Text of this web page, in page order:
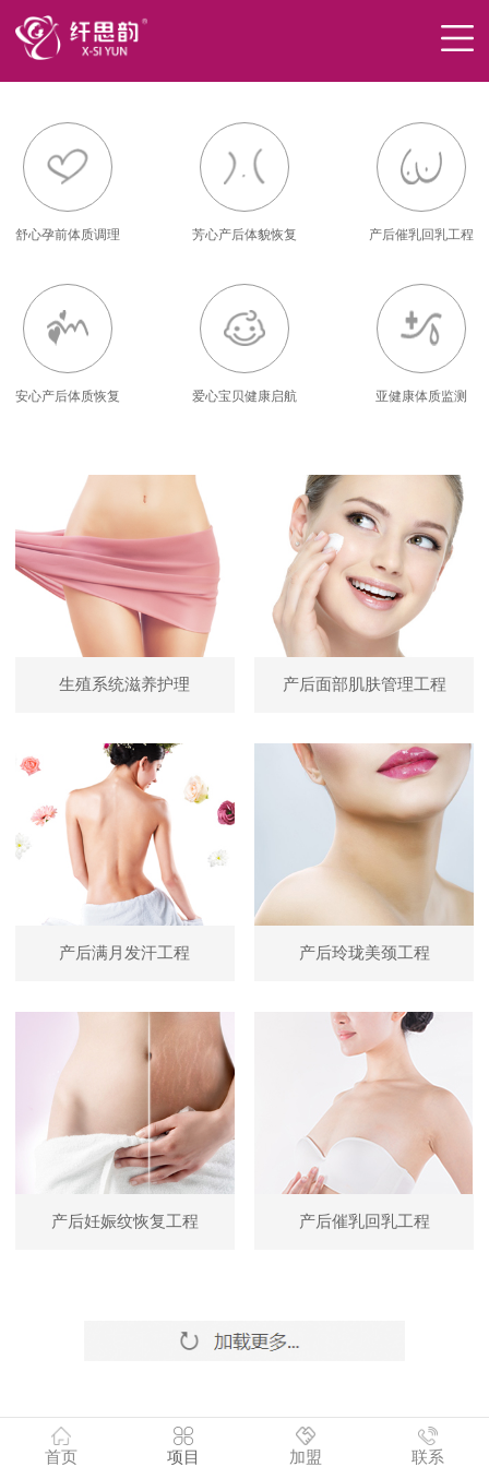
舒心孕前体质调理 芳心产后体貌恢复 产后催乳回乳工程
安心产后体质恢复 爱心宝贝健康启航 亚健康体质监测
生殖系统滋养护理 产后面部肌肤管理工程
产后满月发汗工程 产后玲珑美颈工程
产后妊娠纹恢复工程 产后催乳回乳工程
首页 项目 加盟 联系